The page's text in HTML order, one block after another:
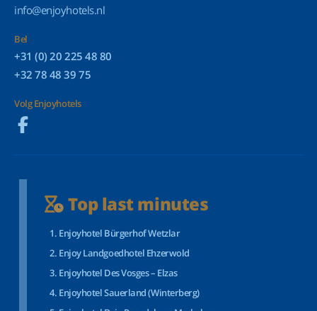
info@enjoyhotels.nl
Bel
+31 (0) 20 225 48 80
+32 78 48 39 75
Volg Enjoyhotels
Top last minutes
Enjoyhotel Bürgerhof Wetzlar
Enjoy Landgoedhotel Ehzerwold
Enjoyhotel Des Vosges – Elzas
Enjoyhotel Sauerland (Winterberg)